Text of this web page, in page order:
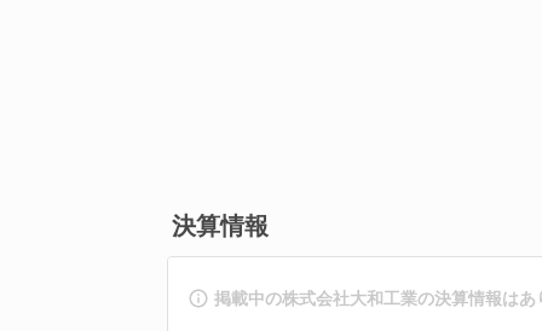
決算情報
掲載中の株式会社大和工業の決算情報はあ